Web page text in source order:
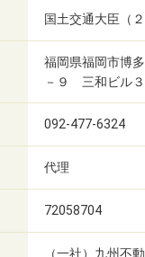
国土交通大臣（
福岡県福岡市博
－９ 三和ビル
092-477-6324
代理
72058704
（一社）九州不